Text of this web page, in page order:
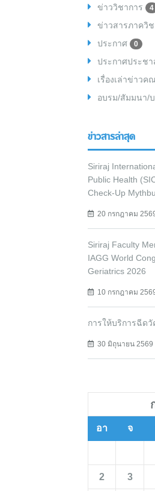
ข่าววิชาการ 4
ข่าวสารภาควิช
ประกาศ 0
ประกาศประช
เรื่องเล่าข่าวค
อบรม/สัมมนา/
ข่าวสารล่าสุด
Siriraj
Public Health
Check-Up
20 กรกฎาคม
Siriraj Faculty
IAGG World
Geriatrics 2026
10 กรกฎาคม
การให้บริการฉีด
30 มิถุนายน 2569
อา จ
2 3